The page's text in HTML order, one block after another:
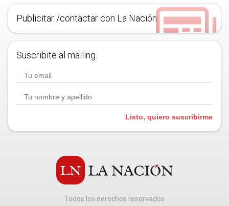
Publicitar /contactar con La Nación
Suscribite al mailing.
Listo, quiero suscribirme
Todos los derechos reservados